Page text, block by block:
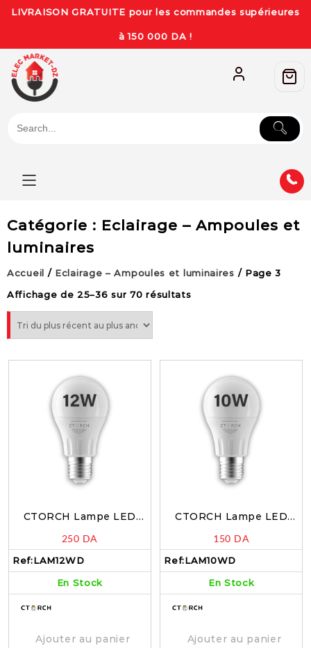
LIVRAISON GRATUITE pour les commandes supérieures
à 150 000 DA !
Catégorie : Eclairage – Ampoules et
luminaires
Accueil / Eclairage – Ampoules et luminaires / Page 3
Affichage de 25–36 sur 70 résultats
CTORCH Lampe LED
6500k – LAM12WD
250 DA
Ref:LAM12WD
En Stock
Ajouter au panier
CTORCH Lampe LED
6500k – LAM10WD
150 DA
Ref:LAM10WD
En Stock
Ajouter au panier